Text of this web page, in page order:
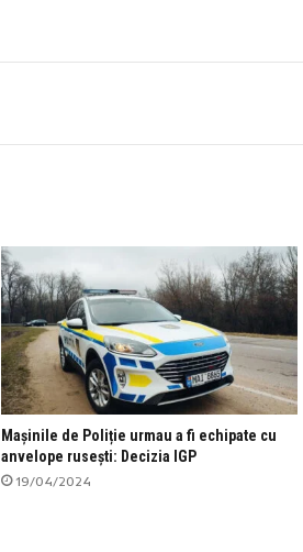
Mașinile de Poliție urmau a fi echipate cu
anvelope rusești: Decizia IGP
19/04/2024